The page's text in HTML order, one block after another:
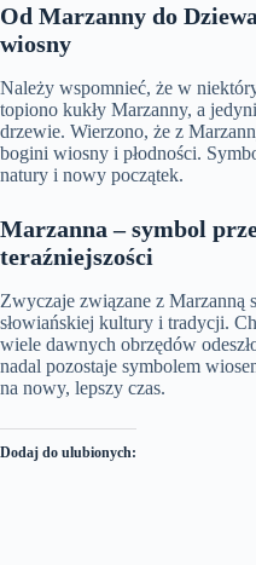
Od Marzanny do
wiosny
Należy wspomnieć, że w
topiono kukły Marzanny, a
drzewie. Wierzono, że z
bogini wiosny i płodności.
natury i nowy początek.
Marzanna – symbol
teraźniejszości
Zwyczaje związane z Marzanną
słowiańskiej kultury i tradycji.
wiele dawnych obrzędów
nadal pozostaje symbolem
na nowy, lepszy czas.
Dodaj do ulubionych: